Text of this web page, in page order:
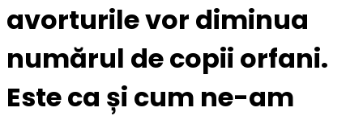
avorturile vor diminua
numărul de copii orfani.
Este ca și cum ne-am